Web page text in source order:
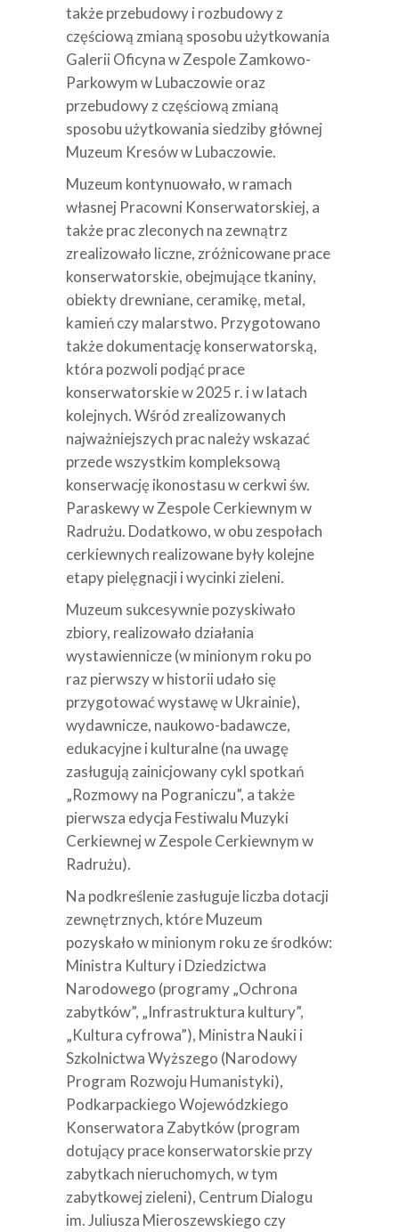
także przebudowy i rozbudowy z
częściową zmianą sposobu użytkowania
Galerii Oficyna w Zespole Zamkowo-
Parkowym w Lubaczowie oraz
przebudowy z częściową zmianą
sposobu użytkowania siedziby głównej
Muzeum Kresów w Lubaczowie.
Muzeum kontynuowało, w ramach
własnej Pracowni Konserwatorskiej, a
także prac zleconych na zewnątrz
zrealizowało liczne, zróżnicowane prace
konserwatorskie, obejmujące tkaniny,
obiekty drewniane, ceramikę, metal,
kamień czy malarstwo. Przygotowano
także dokumentację konserwatorską,
która pozwoli podjąć prace
konserwatorskie w 2025 r. i w latach
kolejnych. Wśród zrealizowanych
najważniejszych prac należy wskazać
przede wszystkim kompleksową
konserwację ikonostasu w cerkwi św.
Paraskewy w Zespole Cerkiewnym w
Radrużu. Dodatkowo, w obu zespołach
cerkiewnych realizowane były kolejne
etapy pielęgnacji i wycinki zieleni.
Muzeum sukcesywnie pozyskiwało
zbiory, realizowało działania
wystawiennicze (w minionym roku po
raz pierwszy w historii udało się
przygotować wystawę w Ukrainie),
wydawnicze, naukowo-badawcze,
edukacyjne i kulturalne (na uwagę
zasługują zainicjowany cykl spotkań
„Rozmowy na Pograniczu”, a także
pierwsza edycja Festiwalu Muzyki
Cerkiewnej w Zespole Cerkiewnym w
Radrużu).
Na podkreślenie zasługuje liczba dotacji
zewnętrznych, które Muzeum
pozyskało w minionym roku ze środków:
Ministra Kultury i Dziedzictwa
Narodowego (programy „Ochrona
zabytków”, „Infrastruktura kultury”,
„Kultura cyfrowa”), Ministra Nauki i
Szkolnictwa Wyższego (Narodowy
Program Rozwoju Humanistyki),
Podkarpackiego Wojewódzkiego
Konserwatora Zabytków (program
dotujący prace konserwatorskie przy
zabytkach nieruchomych, w tym
zabytkowej zieleni), Centrum Dialogu
im. Juliusza Mieroszewskiego czy